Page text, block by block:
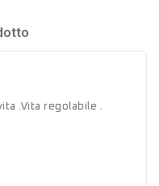
.Vita regolabile .